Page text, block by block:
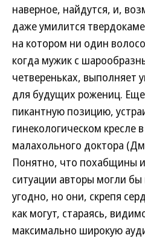
наверное, найдутся, и,
даже умилится
на котором ни один
когда мужик с
четвереньках, выполняет
для будущих рожениц.
пикантную позицию,
гинекологическом кресле
малахольного доктора
Понятно, что похабщины
ситуации авторы могли бы
угодно, но они, скрепя
как могут, стараясь,
максимально широкую